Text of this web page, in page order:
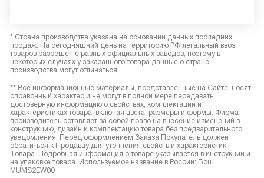
* Страна производства указана на основании данных последних
продаж. На сегодняшний день на территорию РФ легальный ввоз
товаров разрешен с разных официальных заводов, поэтому в
некоторых случаях у заказанного товара данные о стране
производства могут отличаться.
** Все информационные материалы, представленные на Сайте, носят
справочный характер и не могут в полной мере передавать
достоверную информацию о свойствах, комплектации и
характеристиках товара, включая цвета, размеры и формы. Фирма-
производитель оставляет за собой право на внесение изменений в
конструкцию, дизайн и комплектацию товара без предварительного
уведомления. Перед оформлением Заказа Покупатель должен
обратиться к Продавцу для уточнения свойств и характеристик
Товара. Подробная информация о товаре указывается в инструкции и
на упаковке товара. Используемое название в России: Бош
MUMS2EW00